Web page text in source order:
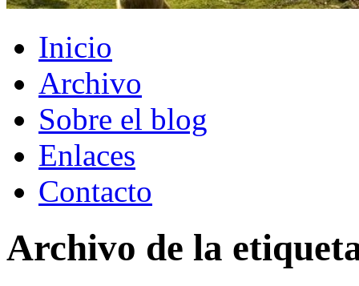
Inicio
Archivo
Sobre el blog
Enlaces
Contacto
Archivo de la